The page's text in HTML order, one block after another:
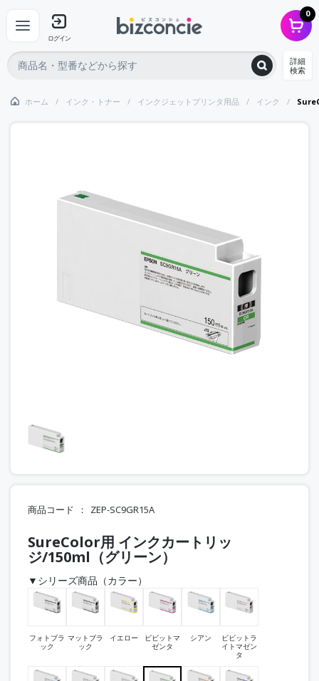
ログイン
0
詳細
検索
ホーム インク・トナー インクジェットプリンタ用品 インク
商品コード ZEP-SC9GR15A
SureColor用 インクカートリッ
ジ/150ml（グリーン）
▼シリーズ商品（カラー）
フォトブラ
ック
マットブラ
ック
イエロー
ビビットマ
ゼンタ
シアン
ビビットラ
イトマゼン
タ